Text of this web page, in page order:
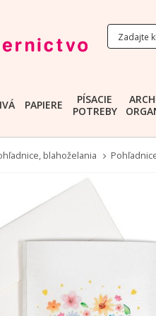
PAPIERE
PÍSACIE
POTREBY
blahoželania